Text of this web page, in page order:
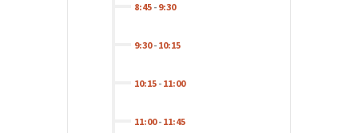
8:45- 9:30
9:30- 10:15
10:15- 11:00
11:00- 11:45